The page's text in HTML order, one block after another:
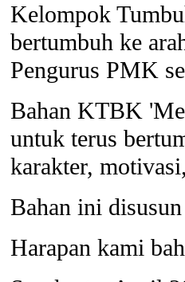
Kelompok
bertumbuh ke
Pengurus PMK
Bahan KTBK
untuk terus
karakter,
Bahan ini
Harapan kami